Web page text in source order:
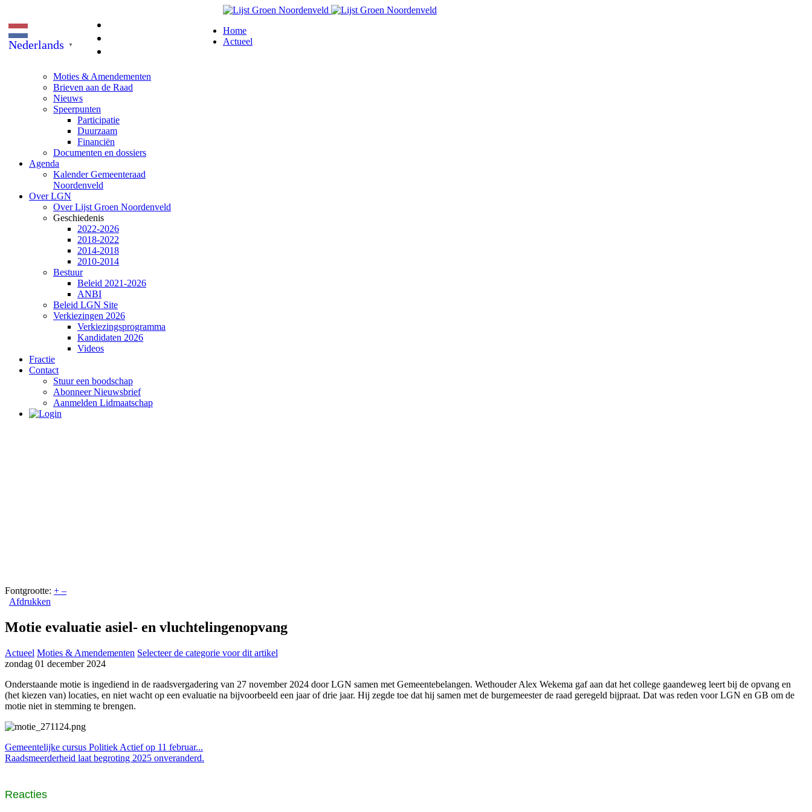
Nederlands ▼
Home
Actueel
Moties & Amendementen
Brieven aan de Raad
Nieuws
Speerpunten
Participatie
Duurzaam
Financiën
Documenten en dossiers
Agenda
Kalender Gemeenteraad
Noordenveld
Over LGN
Over Lijst Groen Noordenveld
Geschiedenis
2022-2026
2018-2022
2014-2018
2010-2014
Bestuur
Beleid 2021-2026
ANBI
Beleid LGN Site
Verkiezingen 2026
Verkiezingsprogramma
Kandidaten 2026
Videos
Fractie
Contact
Stuur een boodschap
Abonneer Nieuwsbrief
Aanmelden Lidmaatschap
Fontgrootte: + –
Afdrukken
Motie evaluatie asiel- en vluchtelingenopvang
Actueel Moties & Amendementen Selecteer de categorie voor dit artikel
zondag 01 december 2024
Onderstaande motie is ingediend in de raadsvergadering van 27 november 2024 door LGN samen met Gemeentebelangen. Wethouder Alex Wekema gaf aan dat het college gaandeweg leert bij de opvang en
(het kiezen van) locaties, en niet wacht op een evaluatie na bijvoorbeeld een jaar of drie jaar. Hij zegde toe dat hij samen met de burgemeester de raad geregeld bijpraat. Dat was reden voor LGN en GB om de
motie niet in stemming te brengen.
Gemeentelijke cursus Politiek Actief op 11 februar...
Raadsmeerderheid laat begroting 2025 onveranderd.
Reacties